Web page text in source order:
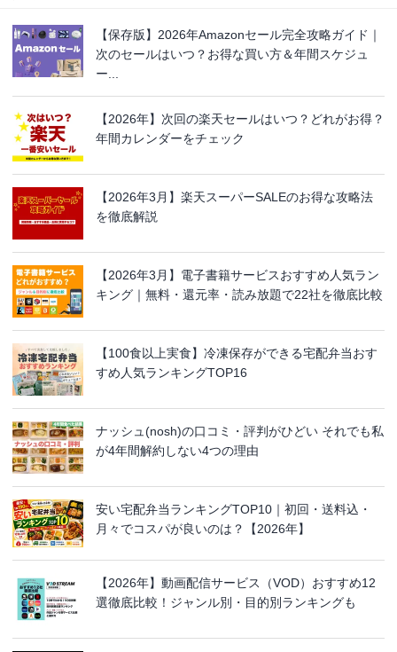
【保存版】2026年Amazonセール完全攻略ガイド｜
次のセールはいつ？お得な買い方＆年間スケジュ
ー...
【2026年】次回の楽天セールはいつ？どれがお得？
年間カレンダーをチェック
【2026年3月】楽天スーパーSALEのお得な攻略法
を徹底解説
【2026年3月】電子書籍サービスおすすめ人気ラン
キング｜無料・還元率・読み放題で22社を徹底比較
【100食以上実食】冷凍保存ができる宅配弁当おす
すめ人気ランキングTOP16
ナッシュ(nosh)の口コミ・評判がひどい それでも私
が4年間解約しない4つの理由
安い宅配弁当ランキングTOP10｜初回・送料込・
月々でコスパが良いのは？【2026年】
【2026年】動画配信サービス（VOD）おすすめ12
選徹底比較！ジャンル別・目的別ランキングも